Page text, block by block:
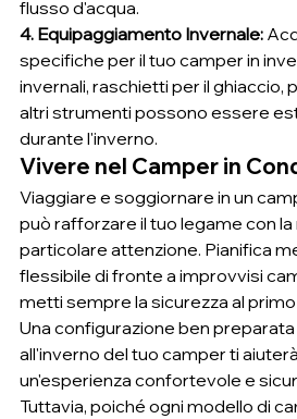
flusso d'acqua.
4. Equipaggiamento Invernale:
specifiche per il tuo camper in
invernali, raschietti per il ghiaccio,
altri strumenti possono essere
durante l'inverno.
Vivere nel Camper in
Viaggiare e soggiornare in un
può rafforzare il tuo legame con
particolare attenzione. Pianifica
flessibile di fronte a improvvisi
metti sempre la sicurezza al
Una configurazione ben
all'inverno del tuo camper ti
un'esperienza confortevole e
Tuttavia, poiché ogni modello di